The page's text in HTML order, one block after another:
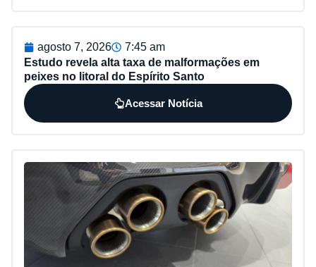
agosto 7, 2026
7:45 am
Estudo revela alta taxa de malformações em
peixes no litoral do Espírito Santo
Acessar Notícia